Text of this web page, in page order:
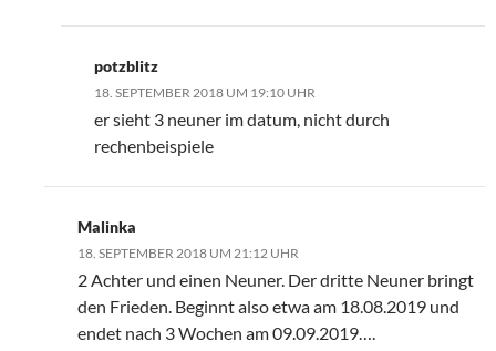
potzblitz
18. SEPTEMBER 2018 UM 19:10 UHR
er sieht 3 neuner im datum, nicht durch
rechenbeispiele
Malinka
18. SEPTEMBER 2018 UM 21:12 UHR
2 Achter und einen Neuner. Der dritte Neuner bringt
den Frieden. Beginnt also etwa am 18.08.2019 und
endet nach 3 Wochen am 09.09.2019….